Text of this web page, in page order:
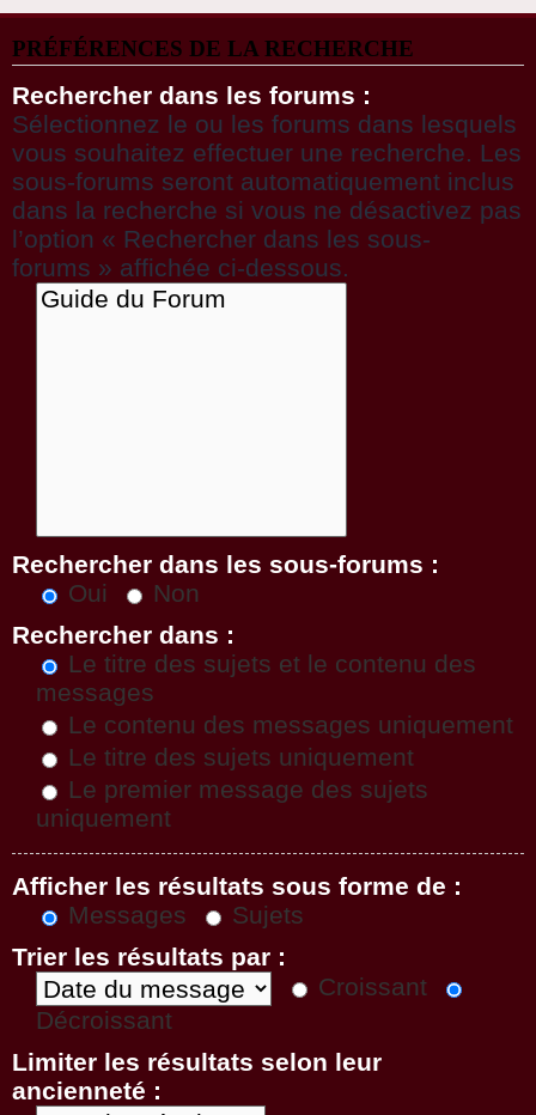
PRÉFÉRENCES DE LA RECHERCHE
Rechercher dans les forums :
Sélectionnez le ou les forums dans lesquels
vous souhaitez effectuer une recherche. Les
sous-forums seront automatiquement inclus
dans la recherche si vous ne désactivez pas
l’option « Rechercher dans les sous-
forums » affichée ci-dessous.
Rechercher dans les sous-forums :
Oui
Non
Rechercher dans :
Le titre des sujets et le contenu des
messages
Le contenu des messages uniquement
Le titre des sujets uniquement
Le premier message des sujets
uniquement
Afficher les résultats sous forme de :
Messages
Sujets
Trier les résultats par :
Croissant
Décroissant
Limiter les résultats selon leur
ancienneté :